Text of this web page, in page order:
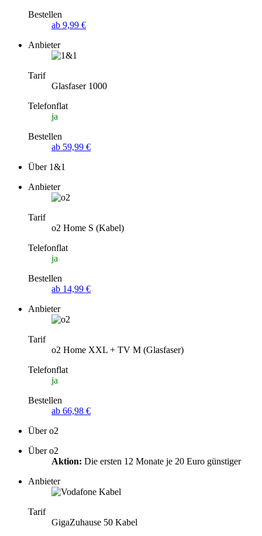
Bestellen
ab 9,99 €
Anbieter
Tarif
Glasfaser 1000
Telefonflat
ja
Bestellen
ab 59,99 €
Über 1&1
Anbieter
Tarif
o2 Home S (Kabel)
Telefonflat
ja
Bestellen
ab 14,99 €
Anbieter
Tarif
o2 Home XXL + TV M (Glasfaser)
Telefonflat
ja
Bestellen
ab 66,98 €
Über o2
Über o2
Aktion: Die ersten 12 Monate je 20 Euro günstiger
Anbieter
Tarif
GigaZuhause 50 Kabel